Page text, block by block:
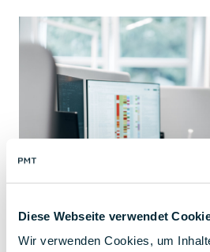
Diese Webseite verwendet
Wir verwenden Cookies, um